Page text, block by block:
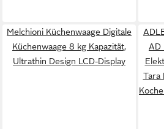
Melchioni Küchenwaage Digitale
Küchenwaage 8 kg Kapazität,
Ultrathin Design LCD-Display
AD
Tara